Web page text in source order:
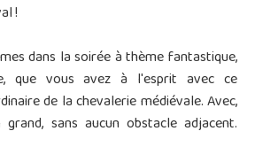
!
dans la soirée à thème fantastique,
que vous avez à l'esprit avec ce
de la chevalerie médiévale. Avec,
sans aucun obstacle adjacent.